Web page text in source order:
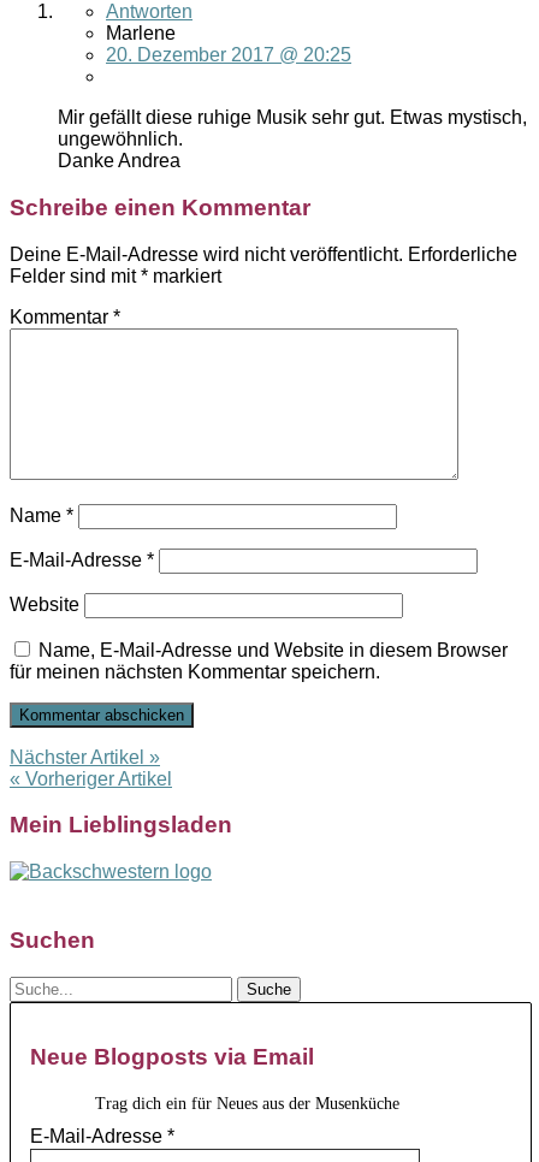
Antworten
Marlene
20. Dezember 2017 @ 20:25
Mir gefällt diese ruhige Musik sehr gut. Etwas mystisch,
ungewöhnlich.
Danke Andrea
Schreibe einen Kommentar
Deine E-Mail-Adresse wird nicht veröffentlicht. Erforderliche
Felder sind mit* markiert
Kommentar *
Name *
E-Mail-Adresse *
Website
Name, E-Mail-Adresse und Website in diesem Browser
für meinen nächsten Kommentar speichern.
Nächster Artikel »
« Vorheriger Artikel
Mein Lieblingsladen
Suchen
Neue Blogposts via Email
Trag dich ein für Neues aus der Musenküche
E-Mail-Adresse *